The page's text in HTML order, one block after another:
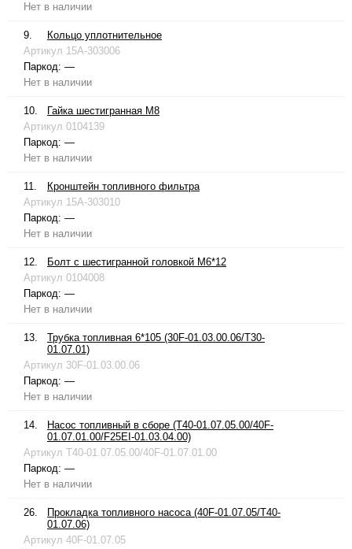
Нет в наличии
9.
Кольцо уплотнительное
Артикул 15A-303006
Паркод: —
Нет в наличии
10.
Гайка шестигранная М8
Артикул 0104139
Паркод: —
Нет в наличии
11.
Кронштейн топливного фильтра
Артикул 15A-303010
Паркод: —
Нет в наличии
12.
Болт с шестигранной головкой М6*12
Артикул 0104008
Паркод: —
Нет в наличии
13.
Трубка топливная 6*105 (30F-01.03.00.06/T30-
01.07.01)
Артикул 30F-01.03.00.06
Паркод: —
Нет в наличии
14.
Насос топливный в сборе (T40-01.07.05.00/40F-
01.07.01.00/F25EI-01.03.04.00)
Артикул T40-01.07.05.00/40F-01.07.01.00
Паркод: —
Нет в наличии
26.
Прокладка топливного насоса (40F-01.07.05/T40-
01.07.06)
Артикул 40F-01.07.05